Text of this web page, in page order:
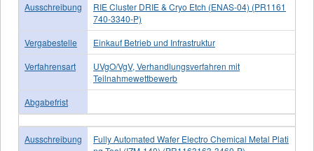
Ausschreibung
RIE Cluster DRIE & Cryo Etch (ENAS-04) (PR1161
740-3340-P)
Vergabestelle
Einkauf Betrieb und Infrastruktur
Verfahrensart
UVgO/VgV, Verhandlungsverfahren mit
Teilnahmewettbewerb
Abgabefrist
Ausschreibung
Fully Automated Wafer Electro Chemical Metal Plati